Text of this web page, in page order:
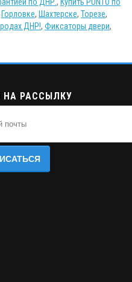
по ДНР., Купить PUNTO по
Горловке, Шахтерске, Торезе,
ДНР!, Фиксаторы двери,
НА РАССЫЛКУ